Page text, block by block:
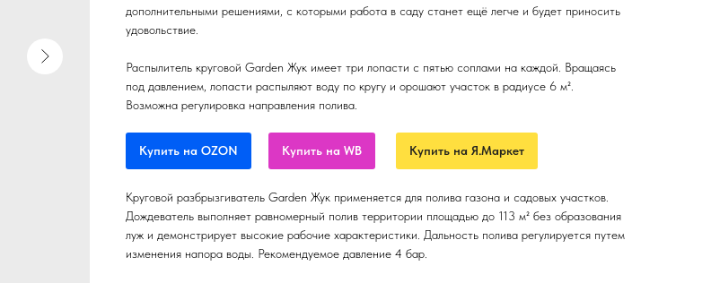
дополнительными решениями, с которыми работа в саду станет ещё легче и будет приносить
удовольствие.
Распылитель круговой Garden Жук имеет три лопасти с пятью соплами на каждой. Вращаясь
под давлением, лопасти распыляют воду по кругу и орошают участок в радиусе 6 м².
Возможна регулировка направления полива.
Купить на OZON Купить на WB Купить на Я.Маркет
Круговой разбрызгиватель Garden Жук применяется для полива газона и садовых участков.
Дождеватель выполняет равномерный полив территории площадью до 113 м² без образования
луж и демонстрирует высокие рабочие характеристики. Дальность полива регулируется путем
изменения напора воды. Рекомендуемое давление 4 бар.